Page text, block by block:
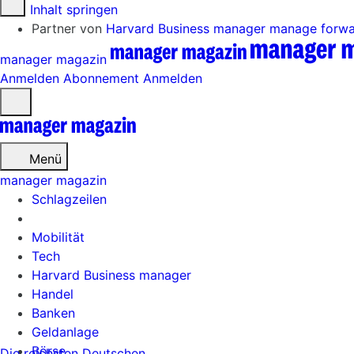
Zum Inhalt springen
Partner von Harvard Business manager manage
manager magazin
Anmelden Abonnement Anmelden
öffnen
Menü
Schlagzeilen
Mobilität
Tech
Harvard Business manager
Handel
Banken
Geldanlage
Börse
manager magazin